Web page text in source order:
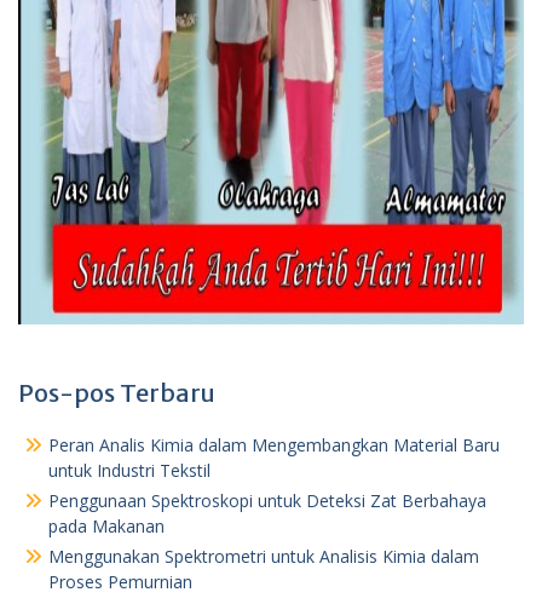
Pos-pos Terbaru
Peran Analis Kimia dalam Mengembangkan Material Baru
untuk Industri Tekstil
Penggunaan Spektroskopi untuk Deteksi Zat Berbahaya
pada Makanan
Menggunakan Spektrometri untuk Analisis Kimia dalam
Proses Pemurnian